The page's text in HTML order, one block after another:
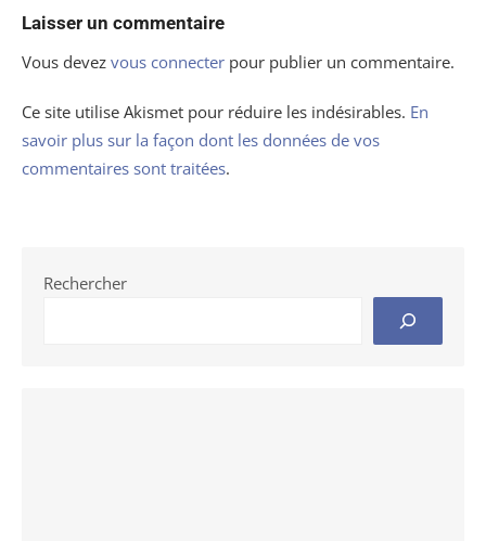
Laisser un commentaire
Vous devez vous connecter pour publier un commentaire.
Ce site utilise Akismet pour réduire les indésirables. En
savoir plus sur la façon dont les données de vos
commentaires sont traitées.
Rechercher